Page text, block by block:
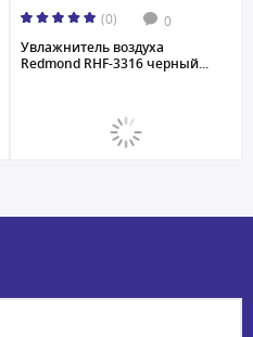
(0) 0
Увлажнитель воздуха
Redmond RHF-3316 черный...